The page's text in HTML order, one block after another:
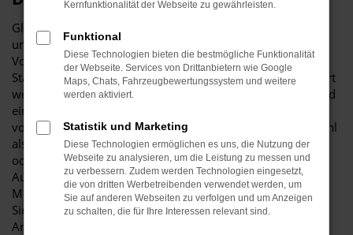
Glückwunsch: der VW Sharan passt perfekt nach Detmold
und ist ganz sicher das passende Fahrzeug für Sie. Der
Vorteil dieses Modells besteht darin, dass sowohl der
Stadtverkehr als auch längere Strecken souverän gemeistert
werden. Hinzu kommt eine herausragende Ausstattung und
eine enorme Effizienz hinsichtlich der Motorisierung. Wir
von Budde Automobile bieten Ihnen den VW Sharan sowohl
als Neuwagen als auch als EU-Import sowie als Gebraucht-
oder Jahreswagen. Entsprechend haben Sie die ganz große
Auswahl und entscheiden komplett selbst, mit welchem
Modell Sie fortan in Detmold unterwegs sind. Wir beraten
Sie gerne und stehen Ihnen für all Ihre Fragen Rede und
Antwort.
Kernfunktionalität der Webseite zu gewährleisten.
Funktional
Diese Technologien bieten die bestmögliche Funktionalität
der Webseite. Services von Drittanbietern wie Google
Maps, Chats, Fahrzeugbewertungssystem und weitere
werden aktiviert.
Statistik und Marketing
Diese Technologien ermöglichen es uns, die Nutzung der
Webseite zu analysieren, um die Leistung zu messen und
zu verbessern. Zudem werden Technologien eingesetzt,
die von dritten Werbetreibenden verwendet werden, um
Sie auf anderen Webseiten zu verfolgen und um Anzeigen
zu schalten, die für Ihre Interessen relevant sind.